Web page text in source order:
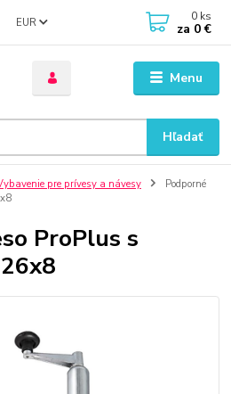
Menu
EUR
Hľadať
0 ks
za 0 €
pre prívesy a návesy
Podporné
ProPlus s